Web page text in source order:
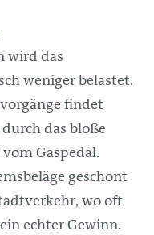
wird das
weniger belastet.
findet
das bloße
Gaspedal.
geschont
wo oft
echter Gewinn.